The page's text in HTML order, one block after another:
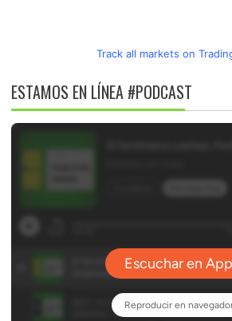
Track all markets on
ESTAMOS EN LÍNEA #PODCAST